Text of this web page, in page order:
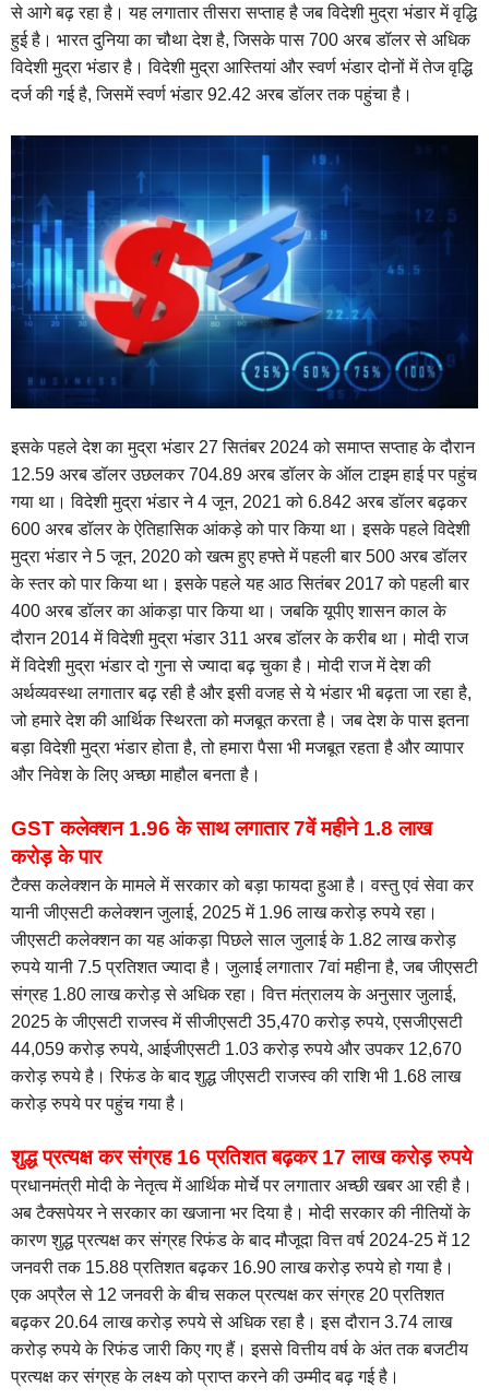
से आगे बढ़ रहा है। यह लगातार तीसरा सप्ताह है जब विदेशी मुद्रा भंडार में वृद्धि
हुई है। भारत दुनिया का चौथा देश है, जिसके पास 700 अरब डॉलर से अधिक
विदेशी मुद्रा भंडार है। विदेशी मुद्रा आस्तियां और स्वर्ण भंडार दोनों में तेज वृद्धि
दर्ज की गई है, जिसमें स्वर्ण भंडार 92.42 अरब डॉलर तक पहुंचा है।
इसके पहले देश का मुद्रा भंडार 27 सितंबर 2024 को समाप्त सप्ताह के दौरान
12.59 अरब डॉलर उछलकर 704.89 अरब डॉलर के ऑल टाइम हाई पर पहुंच
गया था। विदेशी मुद्रा भंडार ने 4 जून, 2021 को 6.842 अरब डॉलर बढ़कर
600 अरब डॉलर के ऐतिहासिक आंकड़े को पार किया था। इसके पहले विदेशी
मुद्रा भंडार ने 5 जून, 2020 को खत्म हुए हफ्ते में पहली बार 500 अरब डॉलर
के स्तर को पार किया था। इसके पहले यह आठ सितंबर 2017 को पहली बार
400 अरब डॉलर का आंकड़ा पार किया था। जबकि यूपीए शासन काल के
दौरान 2014 में विदेशी मुद्रा भंडार 311 अरब डॉलर के करीब था। मोदी राज
में विदेशी मुद्रा भंडार दो गुना से ज्यादा बढ़ चुका है। मोदी राज में देश की
अर्थव्यवस्था लगातार बढ़ रही है और इसी वजह से ये भंडार भी बढ़ता जा रहा है,
जो हमारे देश की आर्थिक स्थिरता को मजबूत करता है। जब देश के पास इतना
बड़ा विदेशी मुद्रा भंडार होता है, तो हमारा पैसा भी मजबूत रहता है और व्यापार
और निवेश के लिए अच्छा माहौल बनता है।
GST कलेक्शन 1.96 के साथ लगातार 7वें महीने 1.8 लाख
करोड़ के पार
टैक्स कलेक्शन के मामले में सरकार को बड़ा फायदा हुआ है। वस्तु एवं सेवा कर
यानी जीएसटी कलेक्शन जुलाई, 2025 में 1.96 लाख करोड़ रुपये रहा।
जीएसटी कलेक्‍शन का यह आंकड़ा पिछले साल जुलाई के 1.82 लाख करोड़
रुपये यानी 7.5 प्रतिशत ज्‍यादा है। जुलाई लगातार 7वां महीना है, जब जीएसटी
संग्रह 1.80 लाख करोड़ से अधिक रहा। वित्त मंत्रालय के अनुसार जुलाई,
2025 के जीएसटी राजस्व में सीजीएसटी 35,470 करोड़ रुपये, एसजीएसटी
44,059 करोड़ रुपये, आईजीएसटी 1.03 करोड़ रुपये और उपकर 12,670
करोड़ रुपये है। रिफंड के बाद शुद्ध जीएसटी राजस्व की राशि भी 1.68 लाख
करोड़ रुपये पर पहुंच गया है।
शुद्ध प्रत्यक्ष कर संग्रह 16 प्रतिशत बढ़कर 17 लाख करोड़ रुपये
प्रधानमंत्री मोदी के नेतृत्व में आर्थिक मोर्चे पर लगातार अच्छी खबर आ रही है।
अब टैक्सपेयर ने सरकार का खजाना भर दिया है। मोदी सरकार की नीतियों के
कारण शुद्ध प्रत्यक्ष कर संग्रह रिफंड के बाद मौजूदा वित्त वर्ष 2024-25 में 12
जनवरी तक 15.88 प्रतिशत बढ़कर 16.90 लाख करोड़ रुपये हो गया है।
एक अप्रैल से 12 जनवरी के बीच सकल प्रत्यक्ष कर संग्रह 20 प्रतिशत
बढ़कर 20.64 लाख करोड़ रुपये से अधिक रहा है। इस दौरान 3.74 लाख
करोड़ रुपये के रिफंड जारी किए गए हैं। इससे वित्तीय वर्ष के अंत तक बजटीय
प्रत्यक्ष कर संग्रह के लक्ष्य को प्राप्त करने की उम्मीद बढ़ गई है।